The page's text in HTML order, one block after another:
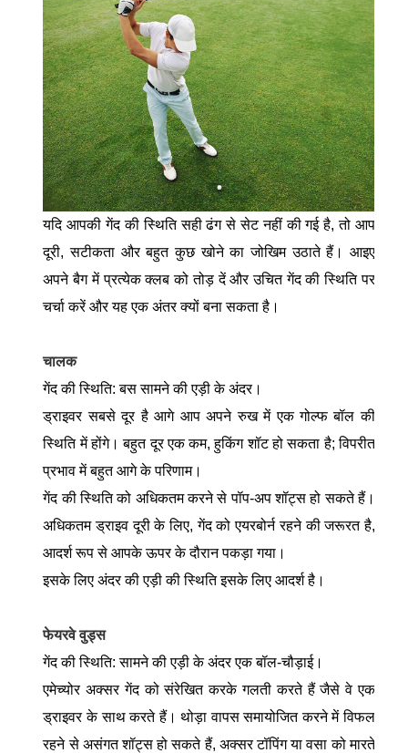
यदि आपकी गेंद की स्थिति सही ढंग से सेट नहीं की गई है, तो आप
दूरी, सटीकता और बहुत कुछ खोने का जोखिम उठाते हैं। आइए
अपने बैग में प्रत्येक क्लब को तोड़ दें और उचित गेंद की स्थिति पर
चर्चा करें और यह एक अंतर क्यों बना सकता है।
चालक
गेंद की स्थिति: बस सामने की एड़ी के अंदर।
ड्राइवर सबसे दूर है आगे आप अपने रुख में एक गोल्फ बॉल की
स्थिति में होंगे। बहुत दूर एक कम, हुकिंग शॉट हो सकता है; विपरीत
प्रभाव में बहुत आगे के परिणाम।
गेंद की स्थिति को अधिकतम करने से पॉप-अप शॉट्स हो सकते हैं।
अधिकतम ड्राइव दूरी के लिए, गेंद को एयरबोर्न रहने की जरूरत है,
आदर्श रूप से आपके ऊपर के दौरान पकड़ा गया।
इसके लिए अंदर की एड़ी की स्थिति इसके लिए आदर्श है।
फेयरवे वुड्स
गेंद की स्थिति: सामने की एड़ी के अंदर एक बॉल-चौड़ाई।
एमेच्योर अक्सर गेंद को संरेखित करके गलती करते हैं जैसे वे एक
ड्राइवर के साथ करते हैं। थोड़ा वापस समायोजित करने में विफल
रहने से असंगत शॉट्स हो सकते हैं, अक्सर टॉपिंग या वसा को मारते